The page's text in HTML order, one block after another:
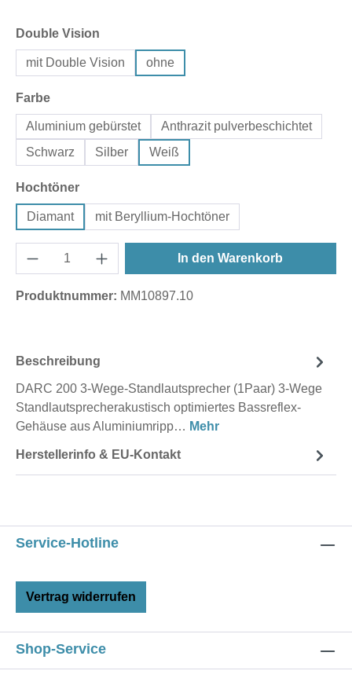
Double Vision
mit Double Vision ohne
Farbeauswählen
Aluminium gebürstet
Anthrazit pulverbeschichtet
Schwarz
Silber Weiß
Hochtönerauswählen
Diamant mit Beryllium-Hochtöner
In den Warenkorb
Produktnummer: MM10897.10
Beschreibung
DARC 200 3-Wege-Standlautsprecher (1Paar) 3-Wege
Standlautsprecherakustisch optimiertes Bassreflex-
Gehäuse aus Aluminiumripp… Mehr
Herstellerinfo & EU-Kontakt
Service-Hotline
Vertrag widerrufen
Shop-Service